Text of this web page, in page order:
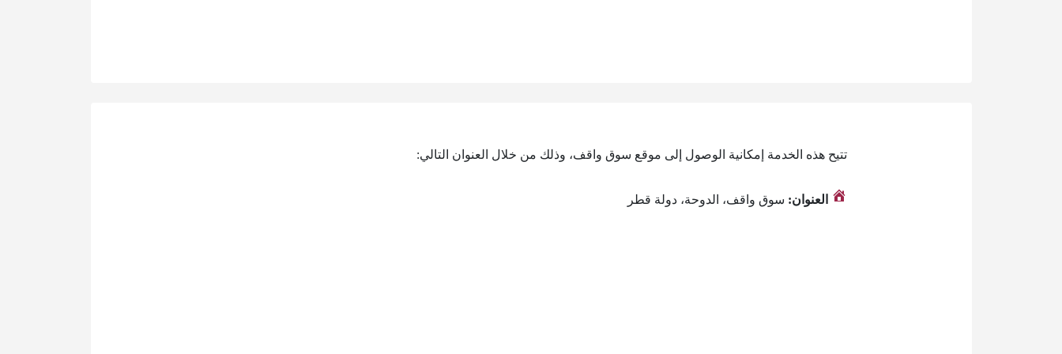
تتيح هذه الخدمة إمكانية الوصول إلى موقع سوق واقف، وذلك من خلال العنوان التالي:
العنوان: سوق واقف، الدوحة، دولة قطر